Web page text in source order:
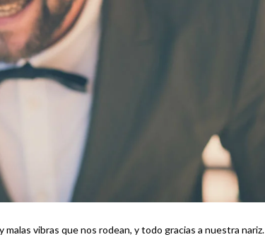
que nos rodean, y todo gracias a nuestra nariz. Si has sentido